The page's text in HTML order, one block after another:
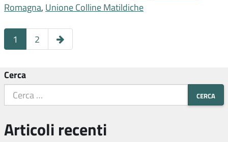
Romagna, Unione Colline Matildiche
1 2
Pagina
successiva
Cerca
Articoli recenti